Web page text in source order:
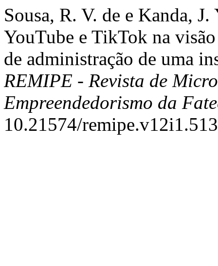
Sousa, R. V. de e Kanda,
YouTube e TikTok na
de administração de uma
REMIPE - Revista de
Empreendedorismo da
10.21574/